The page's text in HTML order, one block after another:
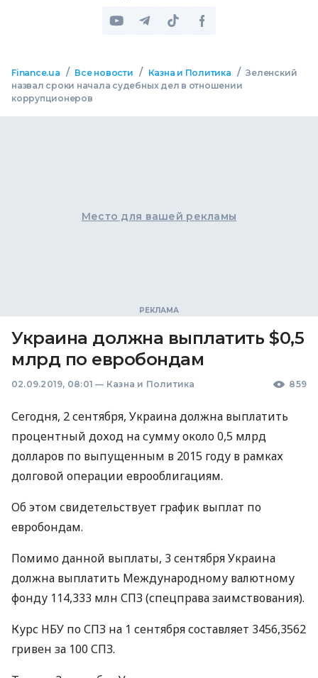
Finance.ua / Все новости / Казна и Политика / Зеленский
назвал сроки начала судебных дел в отношении
коррупционеров
Место для вашей рекламы
Украина должна выплатить $0,5
млрд по евробондам
02.09.2019, 08:01 — Казна и Политика 859
Сегодня, 2 сентября, Украина должна выплатить
процентный доход на сумму около 0,5 млрд
долларов по выпущенным в 2015 году в рамках
долговой операции еврооблигациям.
Об этом свидетельствует график выплат по
евробондам.
Помимо данной выплаты, 3 сентября Украина
должна выплатить Международному валютному
фонду 114,333 млн СПЗ(спецправа заимствования).
Курс НБУ поСПЗ на 1 сентября составляет 3456,3562
гривен за 100 СПЗ.